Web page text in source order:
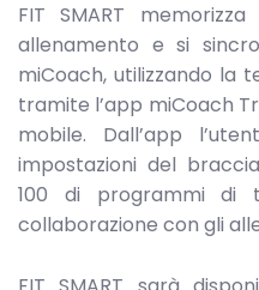
FIT SMART
allenamento e si
miCoach, utilizzando la
tramite l’app miCoach
mobile. Dall’app
impostazioni del
100 di programmi di
collaborazione con gli